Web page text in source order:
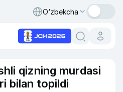
O‘zbekcha
qizning murdasi
bilan topildi